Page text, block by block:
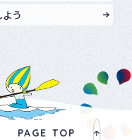
う
PAGE TOP